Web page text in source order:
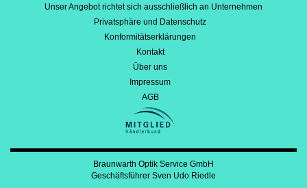
Unser Angebot richtet sich ausschließlich an Unternehmen
Privatsphäre und Datenschutz
Konformitätserklärungen
Kontakt
Über uns
Impressum
AGB
Braunwarth Optik Service GmbH
Geschäftsführer Sven Udo Riedle